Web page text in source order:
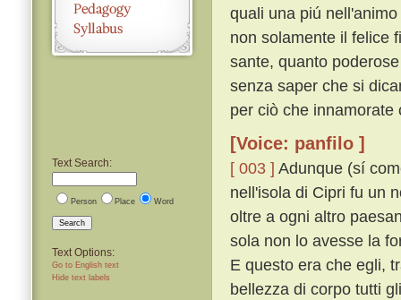
Text Search:
Person Place Word
Search
Text Options:
Go to English text
Hide text labels
quali una piú
non solamente il felice
sante, quanto
senza saper che si
per ciò che
[Voice: panfilo ]
[ 003 ] Adunque (sí
nell'isola di Cipri fu un
oltre a ogni altro
sola non lo avesse la
E questo era che egli,
bellezza di corpo tutti